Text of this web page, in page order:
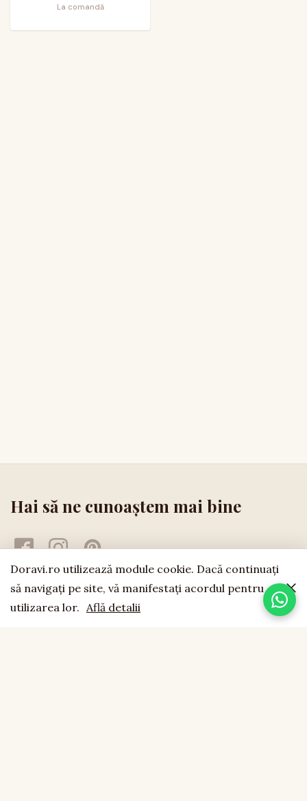
La comandă
Hai să ne cunoaștem mai bine
Doravi.ro utilizează module cookie. Dacă continuaţi
să navigaţi pe site, vă manifestaţi acordul pentru
utilizarea lor. Află detalii